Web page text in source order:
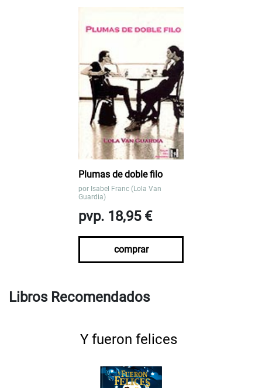
Plumas de doble filo
por Isabel Franc (Lola Van
Guardia)
pvp. 18,95 €
comprar
Libros Recomendados
Y fueron felices